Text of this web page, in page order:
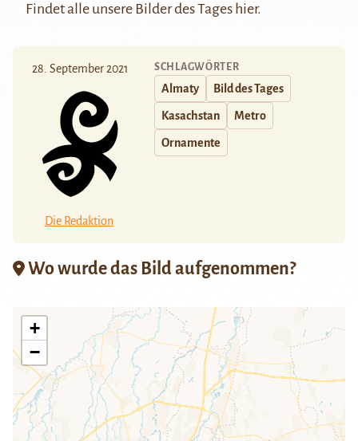
Findet alle unsere Bilder des Tages hier.
28. September 2021
Die Redaktion
SCHLAGWÖRTER
Almaty Bild des Tages
Kasachstan Metro
Ornamente
Wo wurde das Bild aufgenommen?
+
−